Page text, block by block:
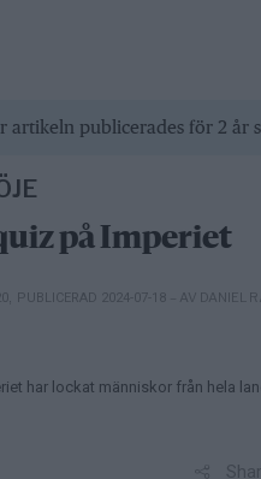
artikeln publicerades för 2 år
på Imperiet
PUBLICERAD 2024-07-18 – AV DANIEL
har lockat människor från hela